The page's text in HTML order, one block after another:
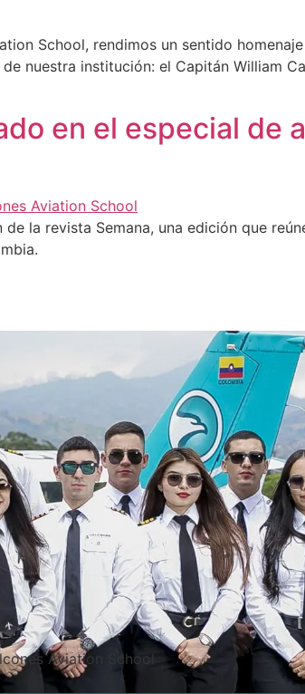
School, rendimos un sentido
nuestra institución: el Capitán William
en el especial de
la revista Semana, una edición que